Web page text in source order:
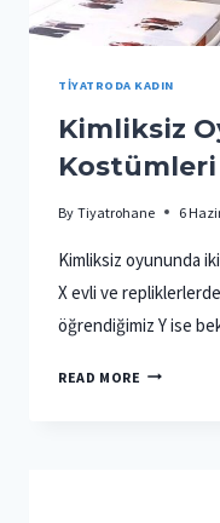
TIYATRODA KADIN
Kimliksiz
By Tiyatrohane 6
Kimliksiz oyununda
X evli ve
öğrendiğimiz Y ise
READ MORE KIMLIKSIZ